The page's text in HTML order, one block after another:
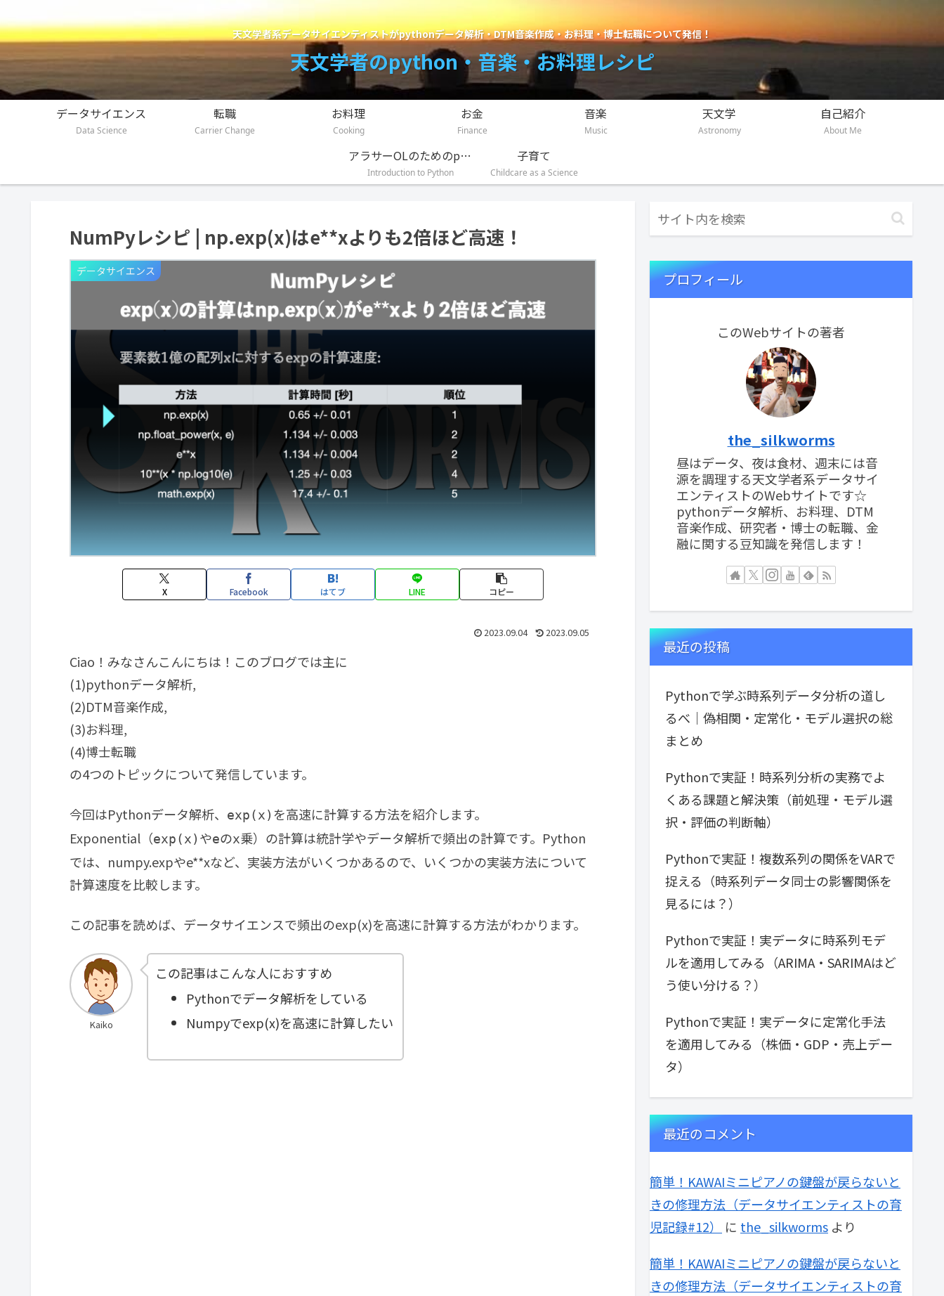
天文学者系データサイエンティストがpythonデータ解析・DTM音楽作成・お料理・博士転職について発信！
天文学者のpython・音楽・お料理レシピ
データサイエンス
Data Science
転職
Carrier Change
お料理
Cooking
お金
Finance
音楽
Music
天文学
Astronomy
自己紹介
About Me
アラサーOLのためのpython入門講座
Introduction to Python
子育て
Childcare as a Science
NumPyレシピ | np.exp(x)はe**xよりも2倍ほど高速！
データサイエンス
X Facebook はてブ LINE コピー
2023.09.04 2023.09.05
Ciao！みなさんこんにちは！このブログでは主に
(1)pythonデータ解析,
(2)DTM音楽作成,
(3)お料理,
(4)博士転職
の4つのトピックについて発信しています。
今回はPythonデータ解析、 exp(x) を高速に計算する方法を紹介します。
Exponential（exp(x) やeのx乗）の計算は統計学やデータ解析で頻出の計算です。Python
では、numpy.expやe**xなど、実装方法がいくつかあるので、いくつかの実装方法について
計算速度を比較します。
この記事を読めば、データサイエンスで頻出のexp(x)を高速に計算する方法がわかります。
Kaiko
この記事はこんな人におすすめ
Pythonでデータ解析をしている
Numpyでexp(x)を高速に計算したい
プロフィール
このWebサイトの著者
the_silkworms
昼はデータ、夜は食材、週末には音
源を調理する天文学者系データサイ
エンティストのWebサイトです☆
pythonデータ解析、お料理、DTM
音楽作成、研究者・博士の転職、金
融に関する豆知識を発信します！
最近の投稿
Pythonで学ぶ時系列データ分析の道し
るべ｜偽相関・定常化・モデル選択の総
まとめ
Pythonで実証！時系列分析の実務でよ
くある課題と解決策（前処理・モデル選
択・評価の判断軸）
Pythonで実証！複数系列の関係をVARで
捉える（時系列データ同士の影響関係を
見るには？）
Pythonで実証！実データに時系列モデ
ルを適用してみる（ARIMA・SARIMAはど
う使い分ける？）
Pythonで実証！実データに定常化手法
を適用してみる（株価・GDP・売上デー
タ）
最近のコメント
簡単！KAWAIミニピアノの鍵盤が戻らないと
きの修理方法（データサイエンティストの育
児記録#12）
に the_silkworms より
簡単！KAWAIミニピアノの鍵盤が戻らないと
きの修理方法（データサイエンティストの育